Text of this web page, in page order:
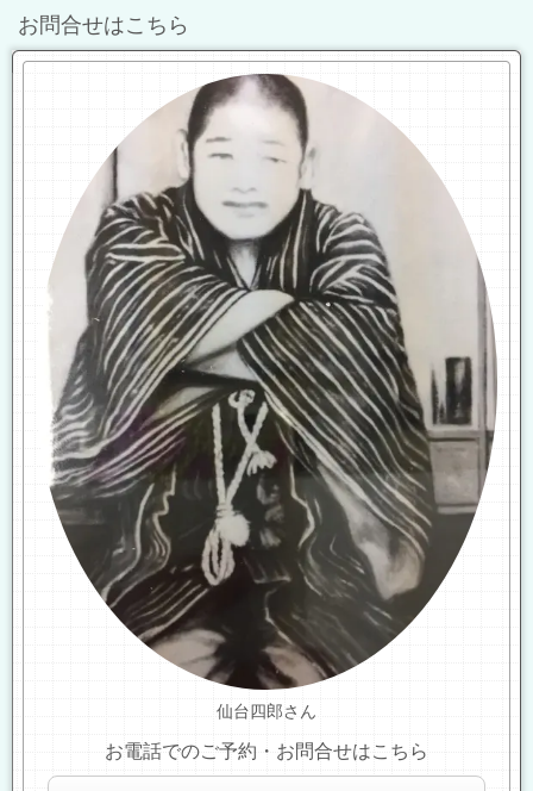
お問合せはこちら
仙台四郎さん
お電話でのご予約・お問合せはこちら